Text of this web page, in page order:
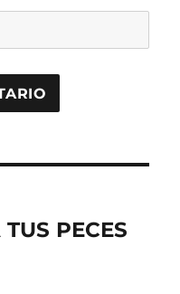
PECES